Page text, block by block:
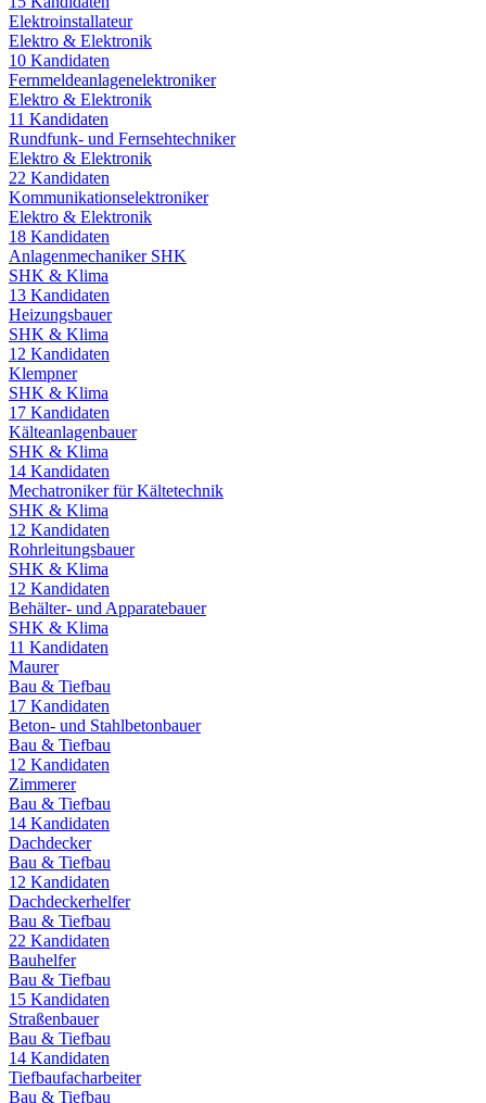
Elektroinstallateur
Elektro & Elektronik
10 Kandidaten
Fernmeldeanlagenelektroniker
Elektro & Elektronik
11 Kandidaten
Rundfunk- und Fernsehtechniker
Elektro & Elektronik
22 Kandidaten
Kommunikationselektroniker
Elektro & Elektronik
18 Kandidaten
Anlagenmechaniker SHK
SHK & Klima
13 Kandidaten
Heizungsbauer
SHK & Klima
12 Kandidaten
Klempner
SHK & Klima
17 Kandidaten
Kälteanlagenbauer
SHK & Klima
14 Kandidaten
Mechatroniker für Kältetechnik
SHK & Klima
12 Kandidaten
Rohrleitungsbauer
SHK & Klima
12 Kandidaten
Behälter- und Apparatebauer
SHK & Klima
11 Kandidaten
Maurer
Bau & Tiefbau
17 Kandidaten
Beton- und Stahlbetonbauer
Bau & Tiefbau
12 Kandidaten
Zimmerer
Bau & Tiefbau
14 Kandidaten
Dachdecker
Bau & Tiefbau
12 Kandidaten
Dachdeckerhelfer
Bau & Tiefbau
22 Kandidaten
Bauhelfer
Bau & Tiefbau
15 Kandidaten
Straßenbauer
Bau & Tiefbau
14 Kandidaten
Tiefbaufacharbeiter
Bau & Tiefbau